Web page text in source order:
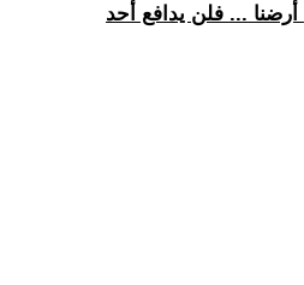
أرضنا ... فلن يدافع أحد